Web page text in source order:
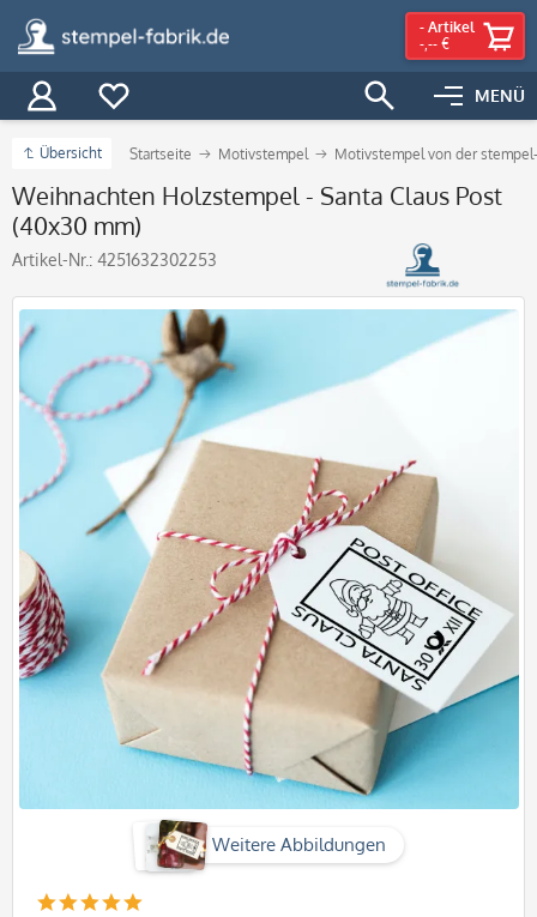
MENÜ
- Artikel
-,-- €
Übersicht Startseite Motivstempel Motivstempel von der
Weihnachten Holzstempel - Santa Claus Post
(40x30 mm)
Artikel-Nr.: 4251632302253
Weitere Abbildungen